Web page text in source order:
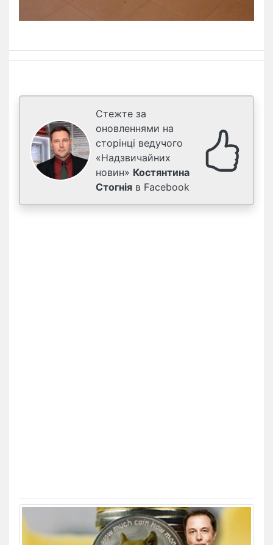
Стежте за
оновленнями на
сторінці ведучого
«Надзвичайних
новин» Костянтина
Стогнія в Facebook